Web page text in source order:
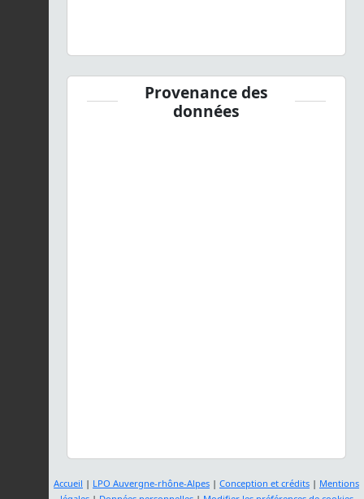
Provenance des
données
Accueil | LPO Auvergne-rhône-Alpes | Conception et crédits | Mentions